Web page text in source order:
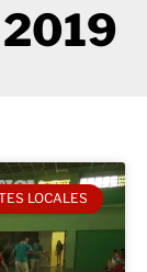
2019
LOCALES